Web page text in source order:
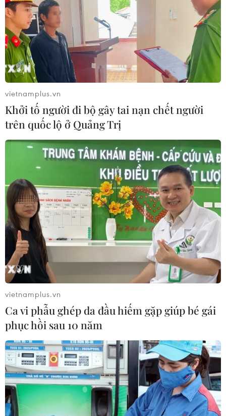
vietnamplus.vn
Khởi tố người đi bộ gây tai nạn chết người
trên quốc lộ ở Quảng Trị
vietnamplus.vn
Ca vi phẫu ghép da đầu hiếm gặp giúp bé gái
phục hồi sau 10 năm